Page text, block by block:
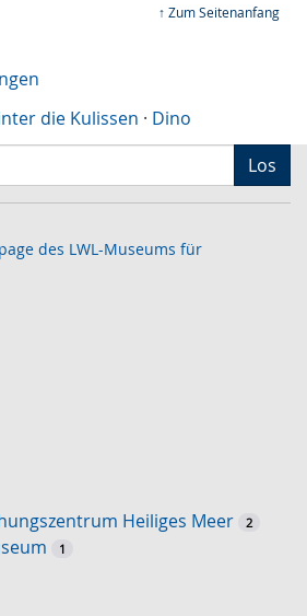
↑ Zum Seitenanfang
die Kulissen · Dino
Los
des LWL-Museums für
Heiliges Meer 2
1